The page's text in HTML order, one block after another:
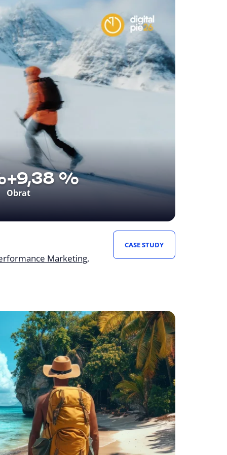
Obrat
+9,38 %
aj v marketingu. Pre Najšport
bol pokles nákladov o 44 %, rast
vyššie ROI.
Marketing
CASE STUDY